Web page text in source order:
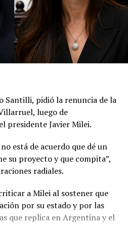
al Palacio de Itamaraty (el
brasileño), donde le
de reducir el nivel de
volver a la Argentina. La
ni una declaración de
diplomáticas quedarán
de negocios en las
persista la escalada de
decisión de Brasil abre un
sobre el futuro de los
economías del
las expresiones de Milei
fueron determinantes
Santilli, pidió la renuncia de la
luego de
presidente Javier Milei.
está de acuerdo que dé un
su proyecto y que compita”,
radiales.
a Milei al sostener que
por su estado y por las
que replica en Argentina y el